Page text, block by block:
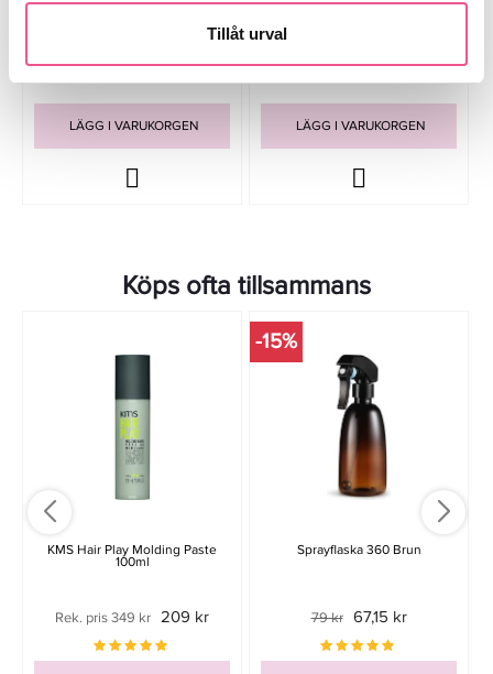
Tillåt urval
Shave Lotion 50ml
Rek. pris 579 kr 349 kr
LÄGG I VARUKORGEN
Shave Lotion 100ml
473,75 kr
LÄGG I VARUKORGEN
Köps ofta tillsammans
KMS Hair Play Molding Paste
100ml
Rek. pris 349 kr 209 kr
-15%
Sprayflaska 360 Brun
79 kr 67,15 kr